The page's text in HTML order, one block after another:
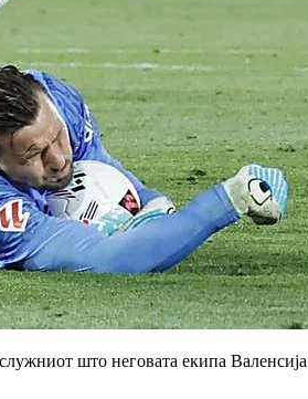
што неговата екипа